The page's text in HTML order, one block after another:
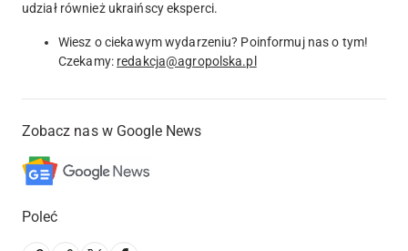
udział również ukraińscy eksperci.
Wiesz o ciekawym wydarzeniu? Poinformuj nas o tym!
Czekamy: redakcja@agropolska.pl
Zobacz nas w Google News
Poleć